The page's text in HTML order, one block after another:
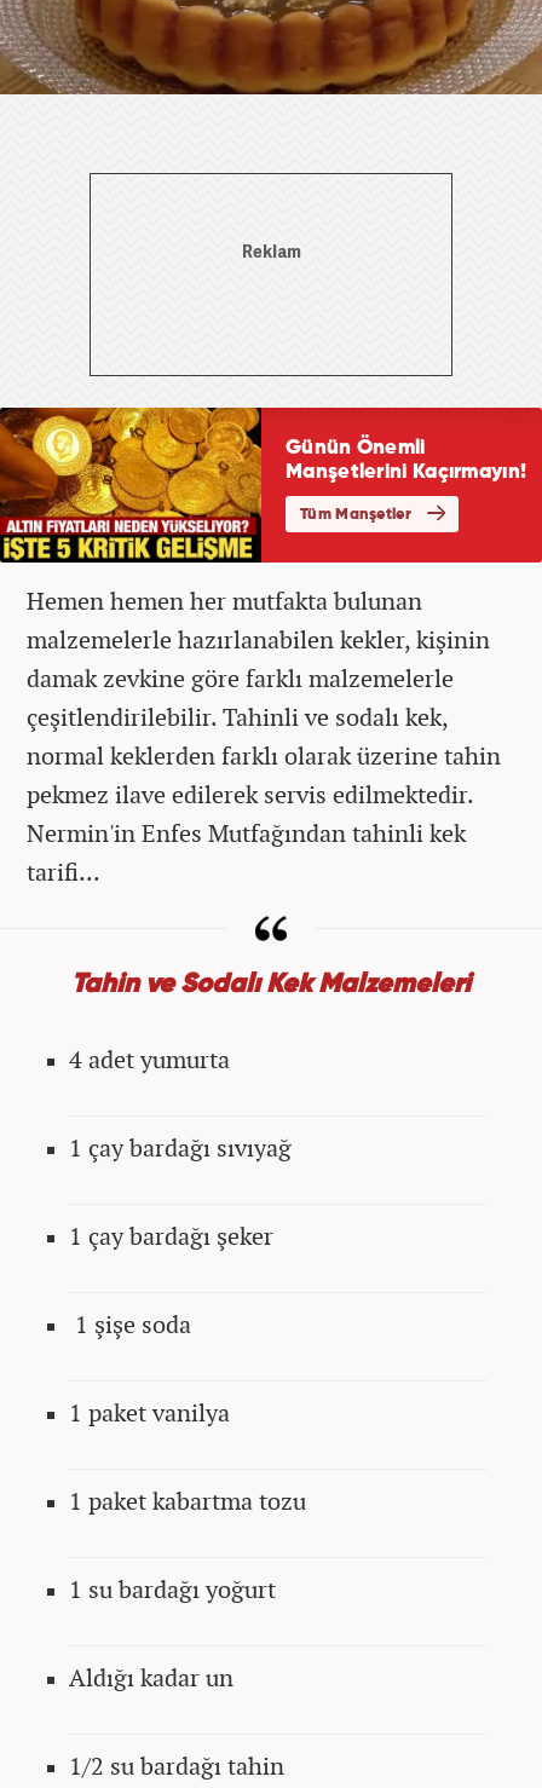
Hemen hemen her mutfakta bulunan
malzemelerle hazırlanabilen kekler, kişinin
damak zevkine göre farklı malzemelerle
çeşitlendirilebilir. Tahinli ve sodalı kek,
normal keklerden farklı olarak üzerine tahin
pekmez ilave edilerek servis edilmektedir.
Nermin'in Enfes Mutfağından tahinli kek
tarifi...
Tahin ve Sodalı Kek Malzemeleri
4 adet yumurta
1 çay bardağı sıvıyağ
1 çay bardağı şeker
1 şişe soda
1 paket vanilya
1 paket kabartma tozu
1 su bardağı yoğurt
Aldığı kadar un
1/2 su bardağı tahin